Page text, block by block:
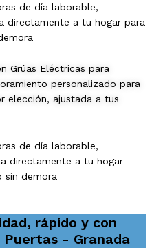
de día laborable,
directamente a tu hogar para
Grúas Eléctricas para
personalizado para
elección, ajustada a tus
de día laborable,
directamente a tu hogar
sin demora
rápido y con
Puertas - Granada